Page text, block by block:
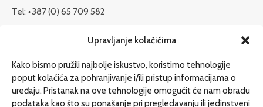
Upravljanje kolačićima
Kako bismo pružili najbolje iskustvo, koristimo tehnologije
poput kolačića za pohranjivanje i/ili pristup informacijama o
uređaju. Pristanak na ove tehnologije omogućit će nam obradu
podataka kao što su ponašanje pri pregledavanju ili jedinstveni
Tel: +387 (0) 65 709 582
redakcija@etrafika.net
Dosije